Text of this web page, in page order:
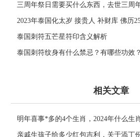
2566年
三周年祭日需要买什么东西，去世三周
2023年泰国化太岁 接贵人 补财库 佛历
泰国刺符五芒星符印含义解析
泰国刺符纹身有什么禁忌？有哪些功效？
相关文章
明年喜事*多的4个生肖，2024年什么生
亲戚生孩子给多少红包吉利，关于添丁